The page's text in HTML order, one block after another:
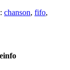
chanson, fifo,